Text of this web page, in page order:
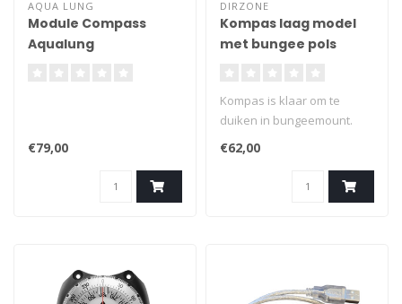
AQUA LUNG
Module Compass
Aqualung
€79,00
DIRZONE
Kompas laag model
met bungee pols
Kompas is klaar om te
duiken in bungeemount.
Geweldige leesbaarheid en
plat ontwerp. Zeer goed
afleesbaar, ook onder hoek
€62,00